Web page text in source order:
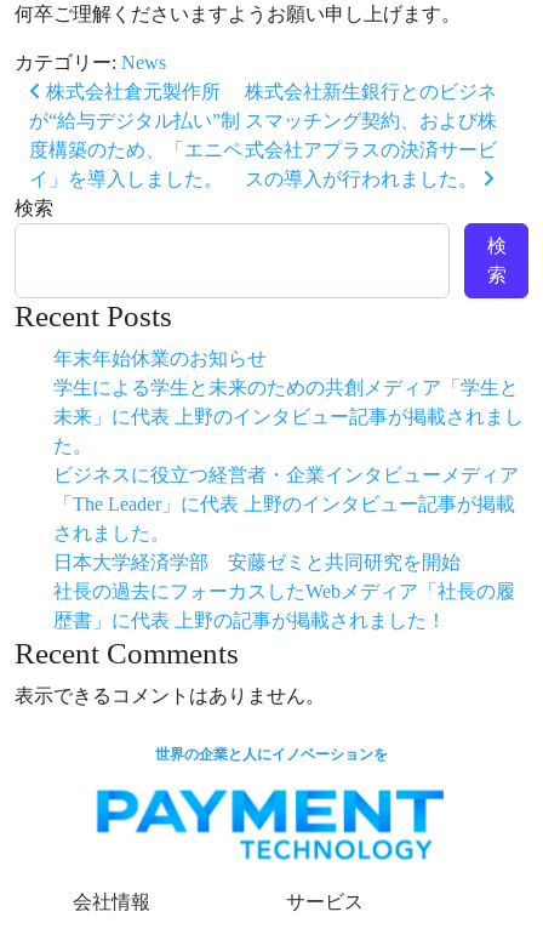
何卒ご理解くださいますようお願い申し上げます。
カテゴリー: News
投稿ナビゲーション
株式会社倉元製作所
が“給与デジタル払い”制
度構築のため、「エニペ
イ」を導入しました。
株式会社新生銀行とのビジネ
スマッチング契約、および株
式会社アプラスの決済サービ
スの導入が行われました。
検索
検
索
Recent Posts
年末年始休業のお知らせ
学生による学生と未来のための共創メディア「学生と
未来」に代表 上野のインタビュー記事が掲載されまし
た。
ビジネスに役立つ経営者・企業インタビューメディア
「The Leader」に代表 上野のインタビュー記事が掲載
されました。
日本大学経済学部 安藤ゼミと共同研究を開始
社長の過去にフォーカスしたWebメディア「社長の履
歴書」に代表 上野の記事が掲載されました！
Recent Comments
表示できるコメントはありません。
世界の企業と人にイノベーションを
会社情報 サービス